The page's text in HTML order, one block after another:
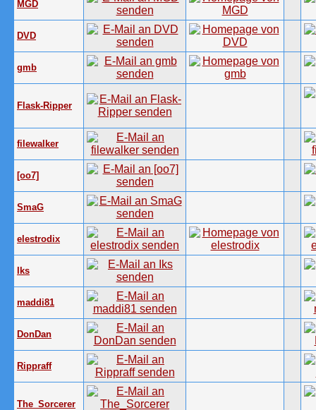
MGD
DVD
gmb
Flask-Ripper
filewalker
[oo7]
SmaG
elestrodix
Iks
maddi81
DonDan
Rippraff
The_Sorcerer